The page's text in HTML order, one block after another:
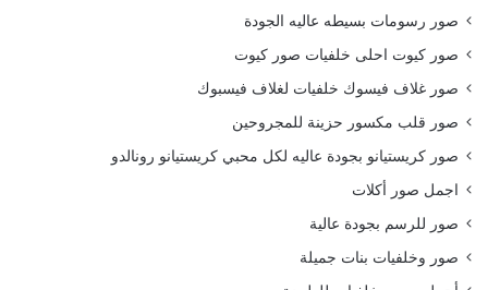
صور رسومات بسيطه عاليه الجودة
صور كيوت احلى خلفيات صور كيوت
صور غلاف فيسوك خلفيات لغلاف فيسبوك
صور قلب مكسور حزينة للمجروحين
صور كريستيانو بجودة عاليه لكل محبي كريستيانو رونالدو
اجمل صور أكلات
صور للرسم بجودة عالية
صور وخلفيات بنات جميلة